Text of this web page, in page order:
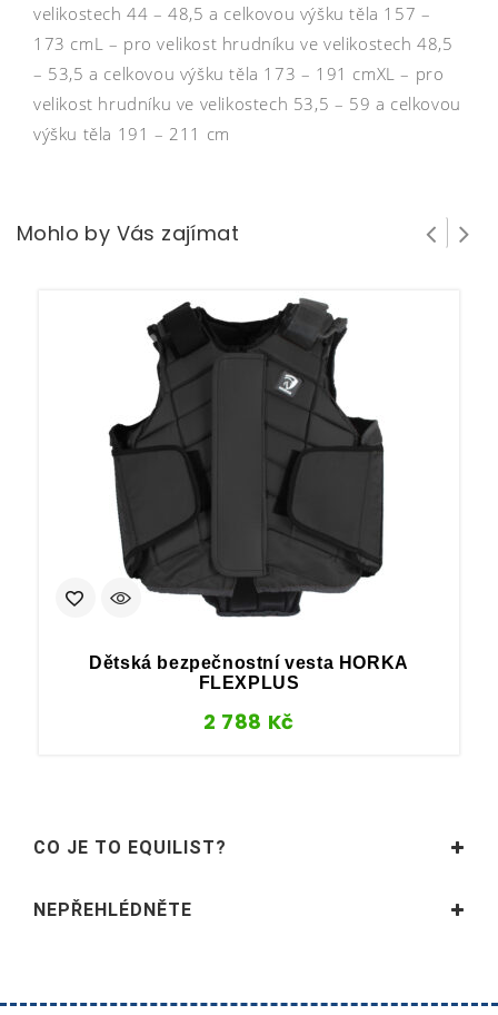
velikostech 44 – 48,5 a celkovou výšku těla 157 –
173 cmL – pro velikost hrudníku ve velikostech 48,5
– 53,5 a celkovou výšku těla 173 – 191 cmXL – pro
velikost hrudníku ve velikostech 53,5 – 59 a celkovou
výšku těla 191 – 211 cm
Mohlo by Vás zajímat
Dětská bezpečnostní vesta HORKA
FLEXPLUS
2 788 Kč
CO JE TO EQUILIST?
NEPŘEHLÉDNĚTE